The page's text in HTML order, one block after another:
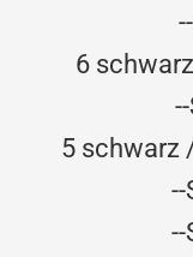
6
5 schwarz
--
--